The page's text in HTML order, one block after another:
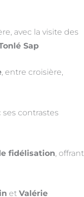
avec la visite des
Sap
, entre croisière,
contrastes
fidélisation , offrant
et Valérie